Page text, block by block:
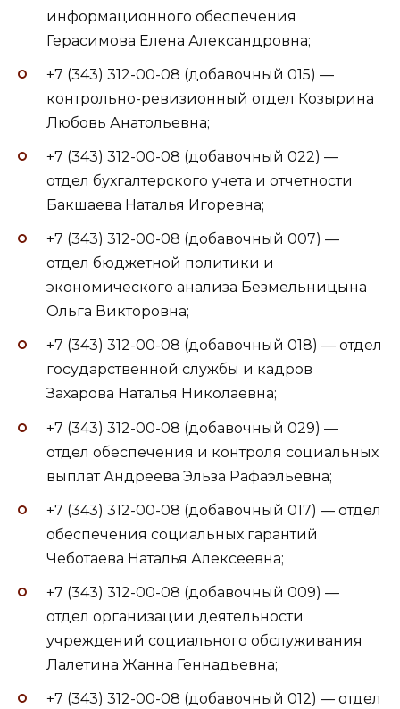
информационного обеспечения
Герасимова Елена Александровна;
+7 (343) 312-00-08 (добавочный 015) —
контрольно-ревизионный отдел Козырина
Любовь Анатольевна;
+7 (343) 312-00-08 (добавочный 022) —
отдел бухгалтерского учета и отчетности
Бакшаева Наталья Игоревна;
+7 (343) 312-00-08 (добавочный 007) —
отдел бюджетной политики и
экономического анализа Безмельницына
Ольга Викторовна;
+7 (343) 312-00-08 (добавочный 018) — отдел
государственной службы и кадров
Захарова Наталья Николаевна;
+7 (343) 312-00-08 (добавочный 029) —
отдел обеспечения и контроля социальных
выплат Андреева Эльза Рафаэльевна;
+7 (343) 312-00-08 (добавочный 017) — отдел
обеспечения социальных гарантий
Чеботаева Наталья Алексеевна;
+7 (343) 312-00-08 (добавочный 009) —
отдел организации деятельности
учреждений социального обслуживания
Лалетина Жанна Геннадьевна;
+7 (343) 312-00-08 (добавочный 012) — отдел